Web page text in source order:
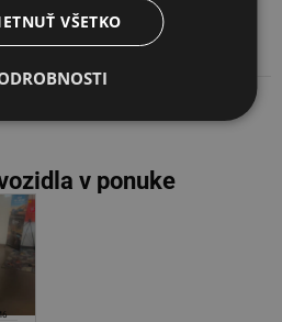
v ponuke
VŠETKO